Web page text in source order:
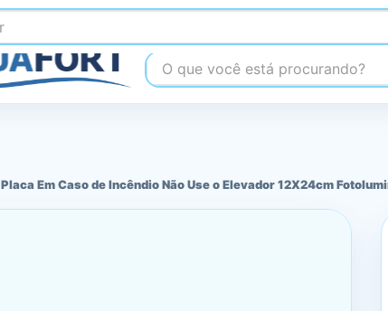
O que você está procurando?
Placa Em Caso de Incêndio Não Use o Elevador 12X24cm